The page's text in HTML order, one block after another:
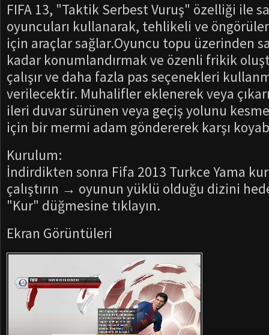
FIFA 13, "Taktik Serbest Vuruş" özelliği ile
oyuncuları kullanarak, tehlikeli ve
için araçlar sağlar.Oyuncu topu üzerinden
kadar konumlandırmak ve özenli frikik
çalışır ve daha fazla pas seçenekleri
verilecektir. Muhalifler eklenerek veya
ileri duvar sürünen veya geçiş yolunu
için bir mermi adam göndererek karşı
Kurulum:
İndirdikten sonra Fifa 2013 Turkce Yama
çalıştırın → oyunun yüklü olduğu dizini
"Kur" düğmesine tıklayın.
Ekran Görüntüleri